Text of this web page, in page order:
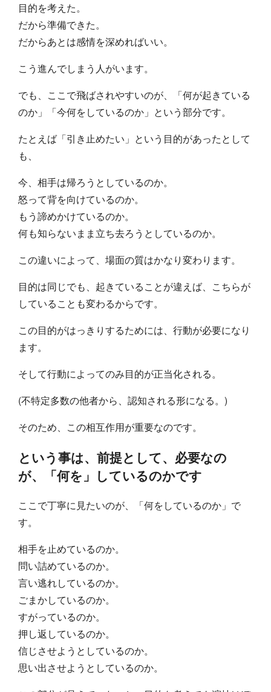
目的を考えた。
だから準備できた。
だからあとは感情を深めればいい。
こう進んでしまう人がいます。
でも、ここで飛ばされやすいのが、「何が起きている
のか」「今何をしているのか」という部分です。
たとえば「引き止めたい」という目的があったとして
も、
今、相手は帰ろうとしているのか。
怒って背を向けているのか。
もう諦めかけているのか。
何も知らないまま立ち去ろうとしているのか。
この違いによって、場面の質はかなり変わります。
目的は同じでも、起きていることが違えば、こちらが
していることも変わるからです。
この目的がはっきりするためには、行動が必要になり
ます。
そして行動によってのみ目的が正当化される。
(不特定多数の他者から、認知される形になる。)
そのため、この相互作用が重要なのです。
という事は、前提として、必要なの
が、「何を」しているのかです
ここで丁寧に見たいのが、「何をしているのか」で
す。
相手を止めているのか。
問い詰めているのか。
言い逃れしているのか。
ごまかしているのか。
すがっているのか。
押し返しているのか。
信じさせようとしているのか。
思い出させようとしているのか。